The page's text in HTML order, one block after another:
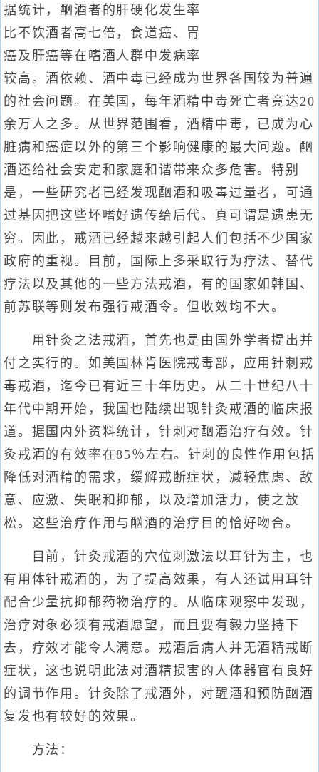
据统计，酗酒者的肝硬化发生率
比不饮酒者高七倍，食道癌、胃
癌及肝癌等在嗜酒人群中发病率
较高。酒依赖、酒中毒已经成为世界各国较为普遍
的社会问题。在美国，每年酒精中毒死亡者竟达20
余万人之多。从世界范围看，酒精中毒，已成为心
脏病和癌症以外的第三个影响健康的最大问题。酗
酒还给社会安定和家庭和谐带来众多危害。特别
是，一些研究者已经发现酗酒和吸毒过量者，可通
过基因把这些坏嗜好遗传给后代。真可谓是遗患无
穷。因此，戒酒已经越来越引起人们包括不少国家
政府的重视。目前，国际上多采取行为疗法、替代
疗法以及其他的一些方法戒酒，有的国家如韩国、
前苏联等则发布强行戒酒令。但收效均不大。
用针灸之法戒酒，首先也是由国外学者提出并
付之实行的。如美国林肯医院戒毒部，应用针刺戒
毒戒酒，迄今已有近三十年历史。从二十世纪八十
年代中期开始，我国也陆续出现针灸戒酒的临床报
道。据国内外资料统计，针刺对酗酒治疗有效。针
灸戒酒的有效率在85％左右。针刺的良性作用包括
降低对酒精的需求，缓解戒断症状，减轻焦虑、敌
意、应激、失眠和抑郁，以及增加活力，使之放
松。这些治疗作用与酗酒的治疗目的恰好吻合。
目前，针灸戒酒的穴位刺激法以耳针为主，也
有用体针戒酒的，为了提高效果，有人还试用耳针
配合少量抗抑郁药物治疗的。从临床观察中发现，
治疗对象必须有戒酒愿望，而且要有毅力坚持下
去，疗效才能令人满意。戒酒后病人并无酒精戒断
症状，这也说明此法对酒精损害的人体器官有良好
的调节作用。针灸除了戒酒外，对醒酒和预防酗酒
复发也有较好的效果。
方法：